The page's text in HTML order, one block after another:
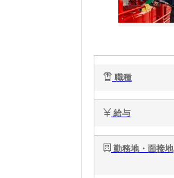
職種
給与
勤務地・面接地